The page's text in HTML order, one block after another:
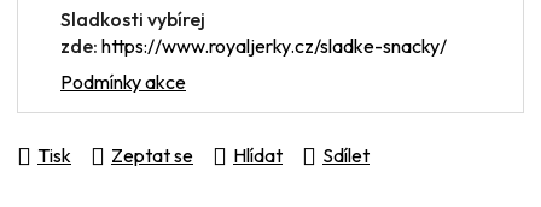
Sladkosti vybírej
zde: https://www.royaljerky.cz/sladke-snacky/
Podmínky akce
Tisk Zeptat se Hlídat Sdílet